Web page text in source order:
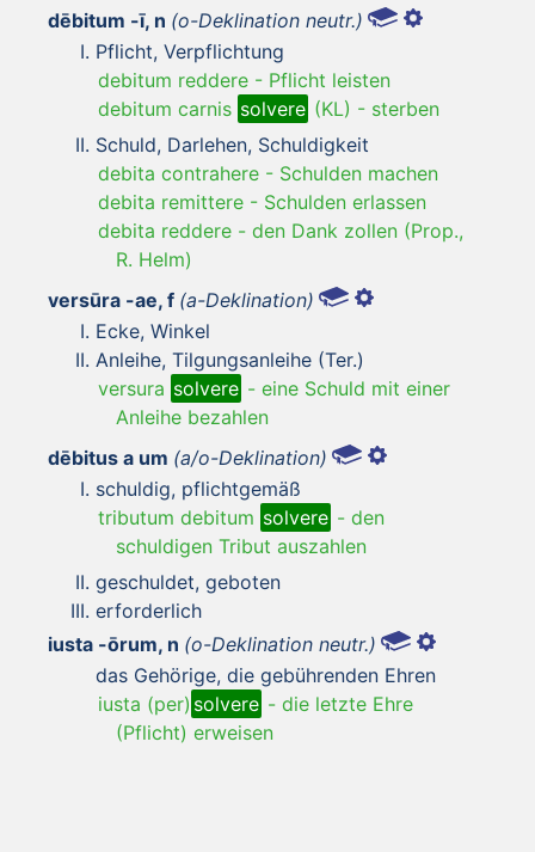
dēbitum -ī, n (o-Deklination neutr.)
Pflicht, Verpflichtung
debitum reddere - Pflicht leisten
debitum carnis solvere (KL) - sterben
Schuld, Darlehen, Schuldigkeit
debita contrahere - Schulden machen
debita remittere - Schulden erlassen
debita reddere - den Dank zollen (Prop.,
R. Helm)
versūra -ae, f (a-Deklination)
Ecke, Winkel
Anleihe, Tilgungsanleihe (Ter.)
versura solvere - eine Schuld mit einer
Anleihe bezahlen
dēbitus a um (a/o-Deklination)
schuldig, pflichtgemäß
tributum debitum solvere - den
schuldigen Tribut auszahlen
geschuldet, geboten
erforderlich
iusta -ōrum, n (o-Deklination neutr.)
das Gehörige, die gebührenden Ehren
iusta (per) solvere - die letzte Ehre
(Pflicht) erweisen